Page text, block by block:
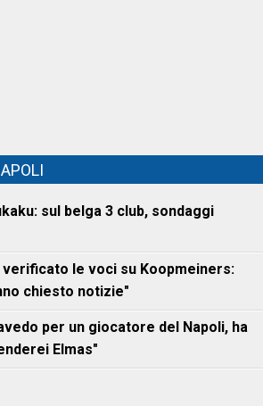
sul belga 3 club, sondaggi
verificato le voci su Koopmeiners:
chiesto notizie"
per un giocatore del Napoli, ha
Elmas"